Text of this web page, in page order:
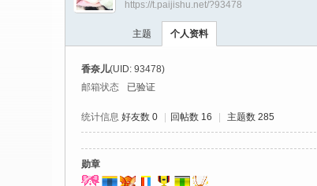
技
https://t.paijishu.net/?93478
主题 个人资料
香奈儿(UID: 93478)
邮箱状态
已验证
统计信息 好友数 0 回帖数 16 主题数 285
勋章